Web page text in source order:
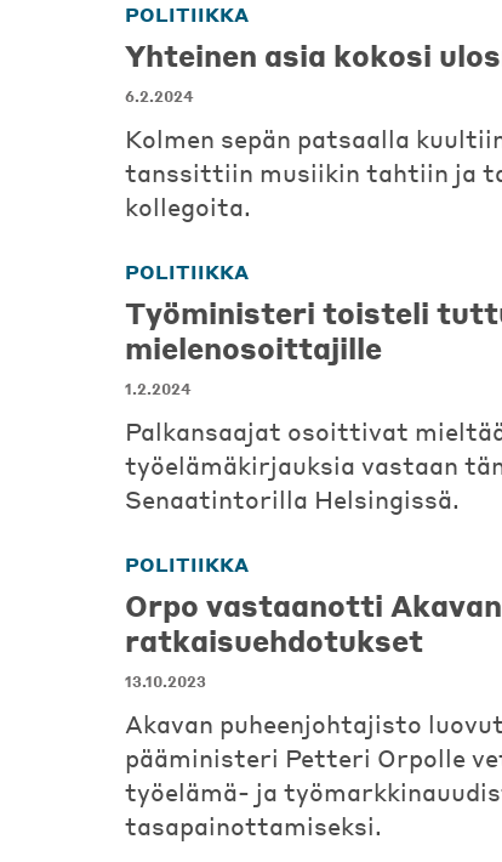
POLITIIKKA
Yhteinen asia kokosi
6.2.2024
Kolmen sepän patsaalla
tanssittiin musiikin tahtiin ja
kollegoita.
POLITIIKKA
Työministeri toisteli
mielenosoittajille
1.2.2024
Palkansaajat osoittivat
työelämäkirjauksia vastaan
Senaatintorilla Helsingissä.
POLITIIKKA
Orpo vastaanotti Akavan
ratkaisuehdotukset
13.10.2023
Akavan puheenjohtajisto
pääministeri Petteri Orpolle
työelämä- ja
tasapainottamiseksi.